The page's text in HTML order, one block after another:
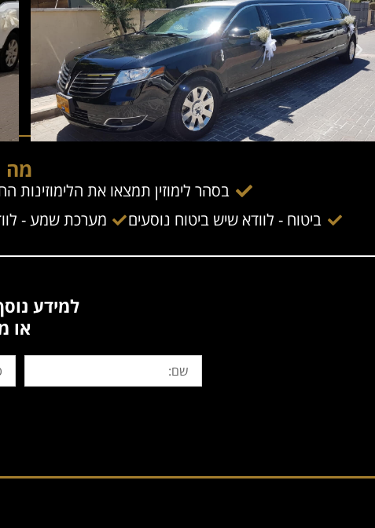
מה
בסהר לימוזין תמצאו את הלימוזינות
ביטוח - לוודא שיש ביטוח נוסעים
מערכת שמע -
למידע נוסף
או